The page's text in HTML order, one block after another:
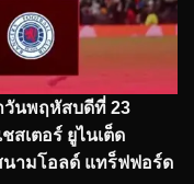
วันพฤหัสบดีที่ 23
สเตอร์ ยูไนเต็ด
นามโอลด์ แทร็ฟฟอร์ด